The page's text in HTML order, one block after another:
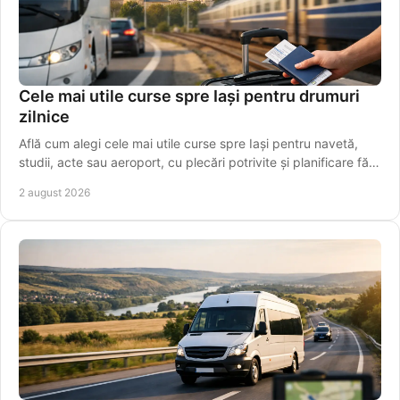
Cele mai utile curse spre Iași pentru drumuri
zilnice
Află cum alegi cele mai utile curse spre Iași pentru navetă,
studii, acte sau aeroport, cu plecări potrivite și planificare fără
2 august 2026